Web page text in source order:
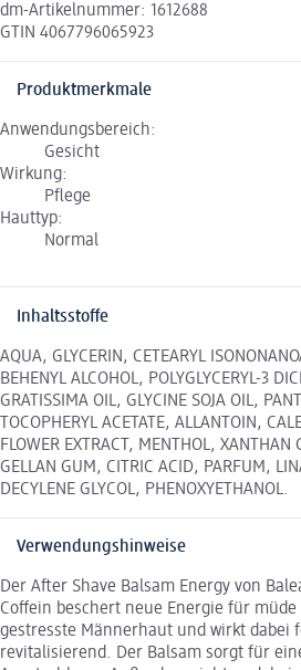
dm-Artikelnummer: 1612688
GTIN 4067796065923
Produktmerkmale
Anwendungsbereich:
Gesicht
Wirkung:
Pflege
Hauttyp:
Normal
Inhaltsstoffe
AQUA, GLYCERIN, CETEARYL
BEHENYL ALCOHOL, POLYGLYCERYL-3
GRATISSIMA OIL, GLYCINE SOJA OIL,
TOCOPHERYL ACETATE, ALLANTOIN,
FLOWER EXTRACT, MENTHOL, XANTHAN
GELLAN GUM, CITRIC ACID, PARFUM,
DECYLENE GLYCOL, PHENOXYETHANOL.
Verwendungshinweise
Der After Shave Balsam Energy von
Coffein beschert neue Energie für
gestresste Männerhaut und wirkt dabei
revitalisierend. Der Balsam sorgt für